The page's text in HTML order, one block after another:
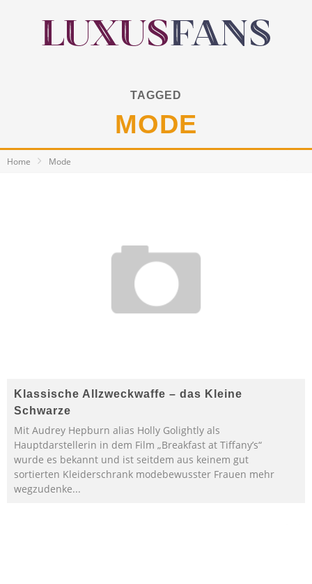
TAGGED
MODE
Home Mode
Klassische Allzweckwaffe – das Kleine
Schwarze
Mit Audrey Hepburn alias Holly Golightly als
Hauptdarstellerin in dem Film „Breakfast at Tiffany’s“
wurde es bekannt und ist seitdem aus keinem gut
sortierten Kleiderschrank modebewusster Frauen mehr
wegzudenke...